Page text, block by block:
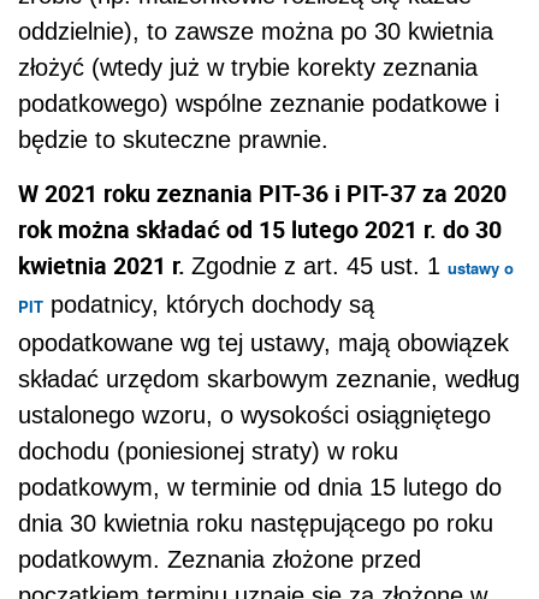
oddzielnie), to zawsze można po 30 kwietnia
złożyć (wtedy już w trybie korekty zeznania
podatkowego) wspólne zeznanie podatkowe i
będzie to skuteczne prawnie.
W 2021 roku zeznania PIT-36 i PIT-37 za 2020
rok można składać od 15 lutego 2021 r. do 30
kwietnia 2021 r. Zgodnie z art. 45 ust. 1 ustawy o
PIT podatnicy, których dochody są
opodatkowane wg tej ustawy, mają obowiązek
składać urzędom skarbowym zeznanie, według
ustalonego wzoru, o wysokości osiągniętego
dochodu (poniesionej straty) w roku
podatkowym, w terminie od dnia 15 lutego do
dnia 30 kwietnia roku następującego po roku
podatkowym. Zeznania złożone przed